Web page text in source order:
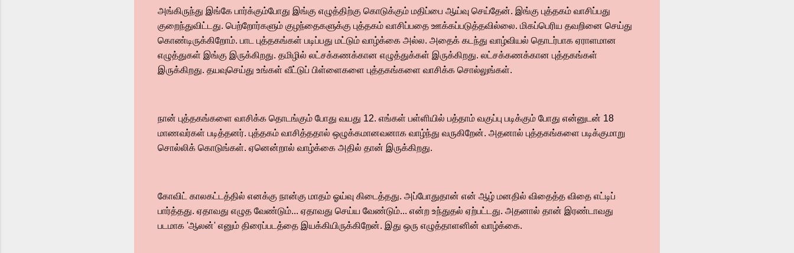
அங்கிருந்து இங்கே பார்க்கும்போது இங்கு எழுத்திற்கு கொடுக்கும் மதிப்பை ஆய்வு செய்தேன். இங்கு புத்தகம் வாசிப்பது
குறைந்துவிட்டது. பெற்றோர்களும் குழந்தைகளுக்கு புத்தகம் வாசிப்பதை ஊக்கப்படுத்தவில்லை. மிகப்பெரிய தவறினை செய்து
கொண்டிருக்கிறோம். பாட புத்தகங்கள் படிப்பது மட்டும் வாழ்க்கை அல்ல. அதைக் கடந்து வாழ்வியல் தொடர்பாக ஏராளமான
எழுத்துகள் இங்கு இருக்கிறது. தமிழில் லட்சக்கணக்கான எழுத்துக்கள் இருக்கிறது. லட்சக்கணக்கான புத்தகங்கள்
இருக்கிறது. தயவுசெய்து உங்கள் வீட்டுப் பிள்ளைகளை புத்தகங்களை வாசிக்க சொல்லுங்கள்.
நான் புத்தகங்களை வாசிக்க தொடங்கும் போது வயது 12. எங்கள் பள்ளியில் பத்தாம் வகுப்பு படிக்கும் போது என்னுடன் 18
மாணவர்கள் படித்தனர். புத்தகம் வாசித்ததால் ஒழுக்கமானவனாக வாழ்ந்து வருகிறேன். அதனால் புத்தகங்களை படிக்குமாறு
சொல்லிக் கொடுங்கள். ஏனென்றால் வாழ்க்கை அதில் தான் இருக்கிறது.
கோவிட் காலகட்டத்தில் எனக்கு நான்கு மாதம் ஓய்வு கிடைத்தது. அப்போதுதான் என் ஆழ் மனதில் விதைத்த விதை எட்டிப்
பார்த்தது. ஏதாவது எழுத வேண்டும்... ஏதாவது செய்ய வேண்டும்... என்ற உந்துதல் ஏற்பட்டது. அதனால் தான் இரண்டாவது
படமாக 'ஆலன்' எனும் திரைப்படத்தை இயக்கியிருக்கிறேன். இது ஒரு எழுத்தாளனின் வாழ்க்கை.